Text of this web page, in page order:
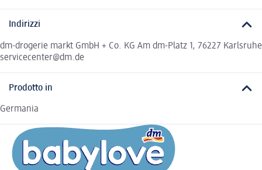
Indirizzi
dm-drogerie markt GmbH + Co. KG Am dm-Platz 1, 76227 Karlsruhe
servicecenter@dm.de
Prodotto in
Germania